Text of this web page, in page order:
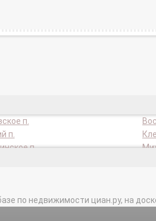
п.
п.
п.
по недвижимости циан.ру, на